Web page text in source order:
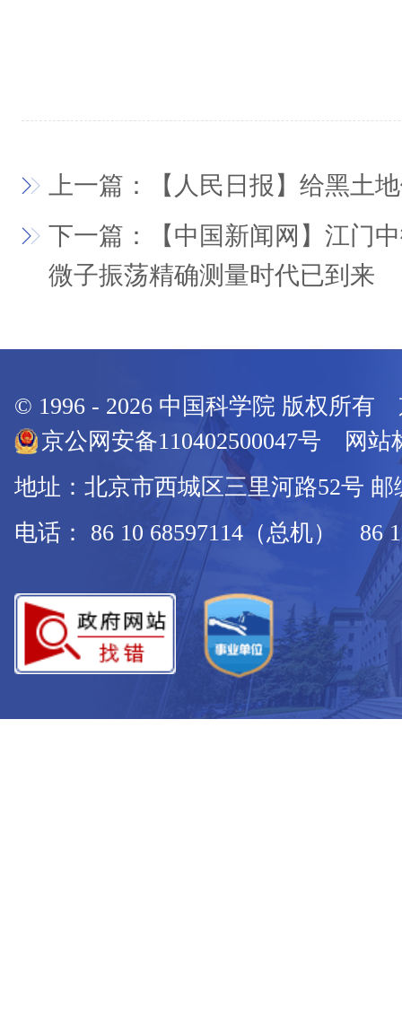
上一篇：【人民日报】给黑土
下一篇：【中国新闻网】江门
微子振荡精确测量时代已到来
© 1996 - 2026 中国科学院 版权所有
京公网安备110402500047号 网站
地址：北京市西城区三里河路52号 邮
电话： 86 10 68597114（总机） 86